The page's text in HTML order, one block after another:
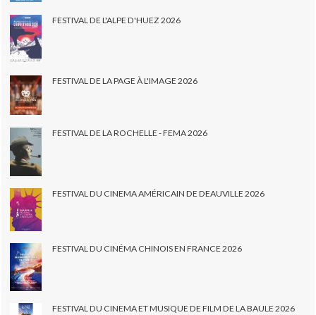
FESTIVAL DE L'ALPE D'HUEZ 2026
FESTIVAL DE LA PAGE À L'IMAGE 2026
FESTIVAL DE LA ROCHELLE - FEMA 2026
FESTIVAL DU CINEMA AMÉRICAIN DE DEAUVILLE 2026
FESTIVAL DU CINÉMA CHINOIS EN FRANCE 2026
FESTIVAL DU CINEMA ET MUSIQUE DE FILM DE LA BAULE 2026